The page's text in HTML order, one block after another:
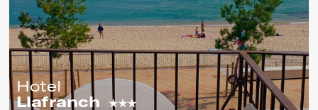
Hotel
Llafranch